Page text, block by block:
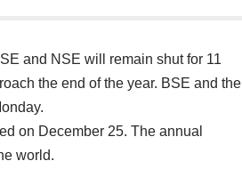
and NSE will remain shut for 11
the end of the year. BSE and the
on December 25. The annual
world.